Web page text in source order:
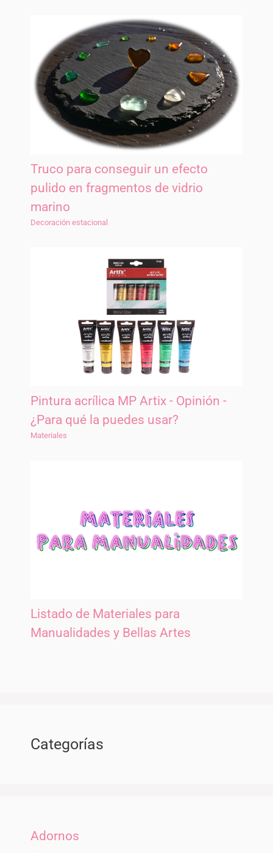
Truco para conseguir un efecto
pulido en fragmentos de vidrio
marino
Decoración estacional
Pintura acrílica MP Artix - Opinión -
¿Para qué la puedes usar?
Materiales
Listado de Materiales para
Manualidades y Bellas Artes
Categorías
Adornos